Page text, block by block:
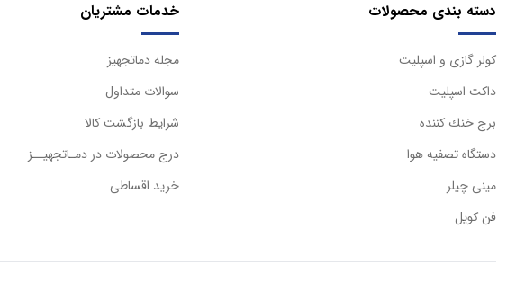
دسته بندی محصولات
كولر گازی و اسپليت
داكت اسپليت
برج خنك كننده
دستگاه تصفيه هوا
مینی چیلر
فن کویل
خدمات مشتریان
مجله دماتجهیز
سوالات متداول
شرایط بازگشت کالا
درج محصولات در دمـاتجهیــز
خرید اقساطی